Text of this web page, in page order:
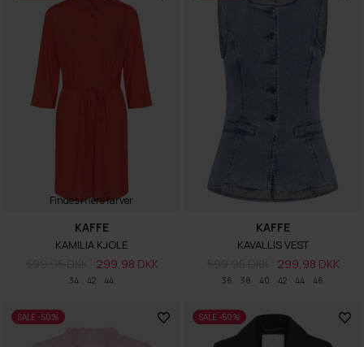
Findes i flere farver
34 42 44
KAFFE
KAMILIA KJOLE
299,98 DKK
36 38 40 42 44 46
KAFFE
KAVALLIS VEST
299,98 DKK
SALE -50% SALE -50%